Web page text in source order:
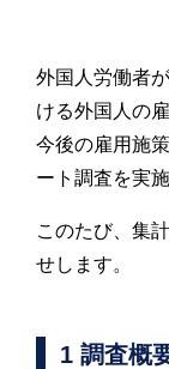
外国人労働者
ける外国人の
今後の雇用施
ート調査を実
このたび、集
せします。
1 調査概